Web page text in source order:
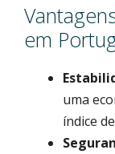
em
uma
índice